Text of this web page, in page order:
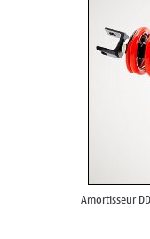
Amortisseur